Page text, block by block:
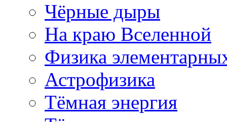
Чёрные дыры
На краю Вселенной
Физика
Астрофизика
Тёмная энергия